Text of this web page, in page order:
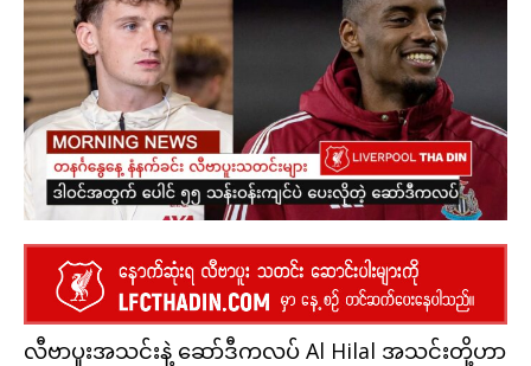
လီဗာပူးအသင်းနဲ့ ဆော်ဒီကလပ် Al Hilal အသင်းတို့ဟာ